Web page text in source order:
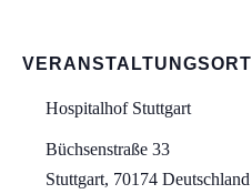
VERANSTALTUNGSORT
Hospitalhof Stuttgart
Büchsenstraße 33
Stuttgart, 70174 Deutschland